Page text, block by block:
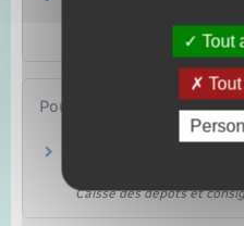
Pour en savoir plus
Consignez votre
Caisse des dépôts et
Tout